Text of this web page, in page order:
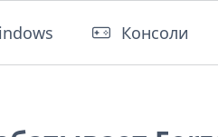
Консоли